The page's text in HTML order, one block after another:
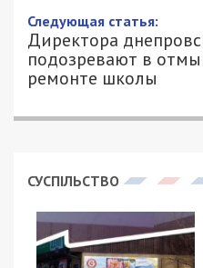
Следующая статья:
Директора
подозревают в
ремонте школы
СУСПІЛЬСТВО